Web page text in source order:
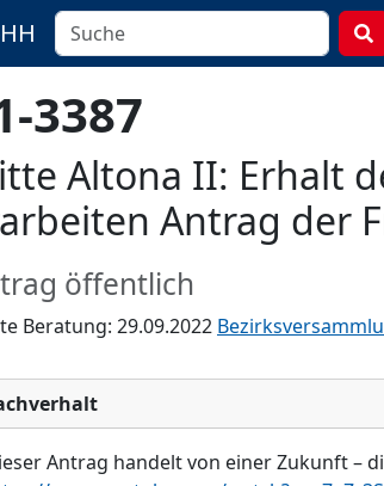
3387
Altona II: Erhalt
Antrag der
öffentlich
Beratung: 29.09.2022
Antrag handelt von einer Zukunft – di